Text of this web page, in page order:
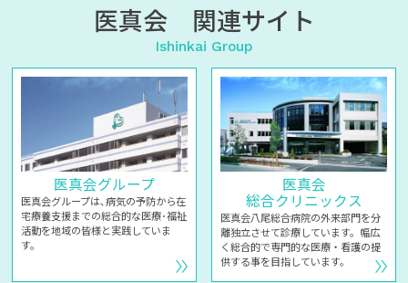
医真会 関連サイト
Ishinkai Group
医真会グループ
医真会グループは､病気の予防から在
宅療養支援までの総合的な医療･福祉
活動を地域の皆様と実践していま
す。
医真会
総合クリニックス
医真会八尾総合病院の外来部門を分
離独立させて診療しています。幅広
く総合的で専門的な医療・看護の提
供する事を目指しています。